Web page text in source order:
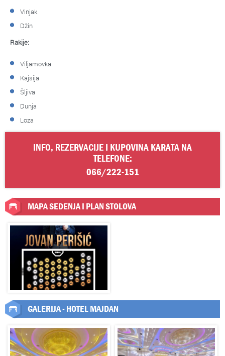
Vinjak
Džin
Rakije:
Viljamovka
Kajsija
Šljiva
Dunja
Loza
INFO, REZERVACIJE I KUPOVINA KARATA NA
TELEFONE:
066/222-151
MAPA SEDENJA I PLAN STOLOVA
GALERIJA - HOTEL MAJDAN